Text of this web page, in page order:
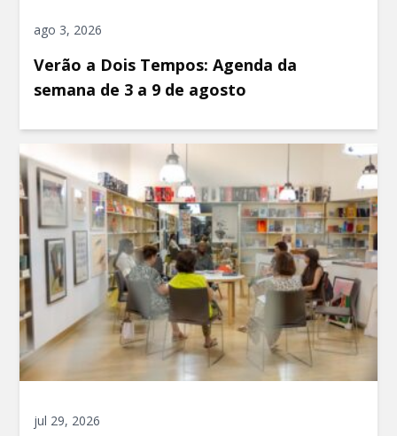
ago 3, 2026
Verão a Dois Tempos: Agenda da
semana de 3 a 9 de agosto
jul 29, 2026